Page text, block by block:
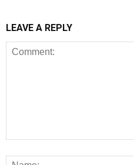
LEAVE A REPLY